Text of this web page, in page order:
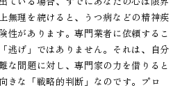
無理を続けると、うつ病などの精神疾
性があります。専門業者に依頼するこ
逃げ」ではありません。それは、自分
な問題に対し、専門家の力を借りると
きな「戦略的判断」なのです。プロ